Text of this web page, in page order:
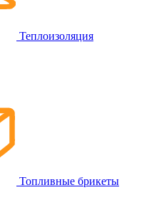
Теплоизоляция
Топливные брикеты